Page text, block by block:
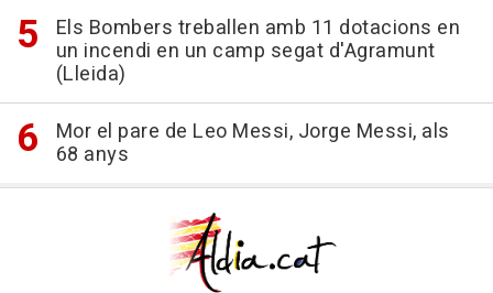
Els Bombers treballen amb 11 dotacions en
un incendi en un camp segat d'Agramunt
(Lleida)
Mor el pare de Leo Messi, Jorge Messi, als
68 anys